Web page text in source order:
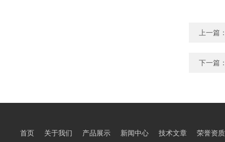
上一篇
下一篇
首页 关于我们 产品展示 新闻中心 技术文章 荣誉资质